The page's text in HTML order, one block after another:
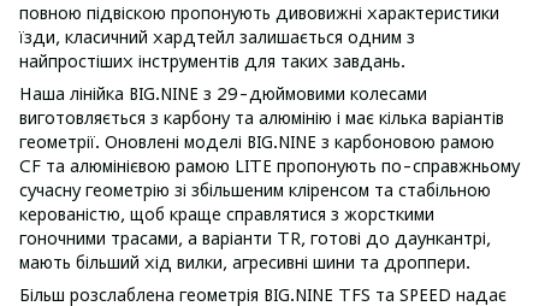
повною підвіскою пропонують дивовижні характеристики
їзди, класичний хардтейл залишається одним з
найпростіших інструментів для таких завдань.
Наша лінійка BIG.NINE з 29-дюймовими колесами
виготовляється з карбону та алюмінію і має кілька варіантів
геометрії. Оновлені моделі BIG.NINE з карбоновою рамою
CF та алюмінієвою рамою LITE пропонують по-справжньому
сучасну геометрію зі збільшеним кліренсом та стабільною
керованістю, щоб краще справлятися з жорсткими
гоночними трасами, а варіанти TR, готові до даункантрі,
мають більший хід вилки, агресивні шини та дроппери.
Більш розслаблена геометрія BIG.NINE TFS та SPEED надає